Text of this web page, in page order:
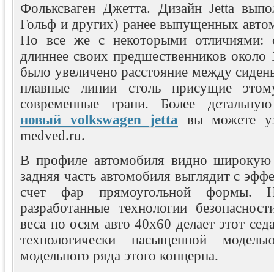
Фольксваген Джетта. Дизайн Jetta
Гольф и других) ранее выпущенных
Но все же с некоторыми отличиями:
длиннее своих предшественников около
было увеличено расстояние между
плавные линии столь присущие
современные грани. Более
новый volkswagen jetta вы можете
medved.ru.
В профиле автомобиля видно
задняя часть автомобиля выглядит с
счет фар прямоугольной формы.
разработанные технологии
веса по осям авто 40х60 делает этот
технологически насыщенной
модельного ряда этого концерна.